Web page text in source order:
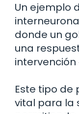
Un ejemplo
donde un
una
Este tipo de
vital para la